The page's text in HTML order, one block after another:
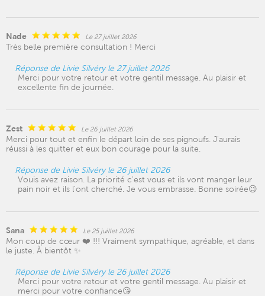
Nade Le 27 juillet 2026
Très belle première consultation ! Merci
Réponse de Livie Silvéry le 27 juillet 2026
Merci pour votre retour et votre gentil message. Au plaisir et
excellente fin de journée.
Zest Le 26 juillet 2026
Merci pour tout et enfin le départ loin de ses pignoufs. J'aurais
réussi à les quitter et eux bon courage pour la suite.
Réponse de Livie Silvéry le 26 juillet 2026
Vouis avez raison. La priorité c'est vous et ils vont manger leur
pain noir et ils l'ont cherché. Je vous embrasse. Bonne soirée😉
Sana Le 25 juillet 2026
Mon coup de cœur ❤️ !!! Vraiment sympathique, agréable, et dans
le juste. À bientôt ✨
Réponse de Livie Silvéry le 26 juillet 2026
Merci pour votre retour et votre gentil message. Au plaisir et
merci pour votre confiance😘